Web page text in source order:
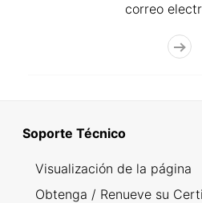
correo
Soporte Técnico
Visualización de la página
Obtenga / Renueve su